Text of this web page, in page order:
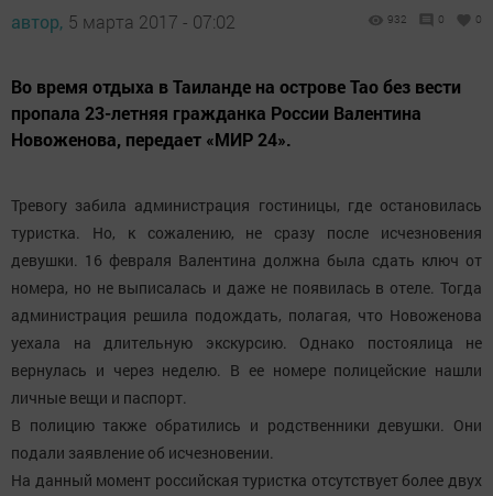
автор, 5 марта 2017 - 07:02 932 0 0
Во время отдыха в Таиланде на острове Тао без вести
пропала 23-летняя гражданка России Валентина
Новоженова, передает «МИР 24».
Тревогу забила администрация гостиницы, где остановилась
туристка. Но, к сожалению, не сразу после исчезновения
девушки. 16 февраля Валентина должна была сдать ключ от
номера, но не выписалась и даже не появилась в отеле. Тогда
администрация решила подождать, полагая, что Новоженова
уехала на длительную экскурсию. Однако постоялица не
вернулась и через неделю. В ее номере полицейские нашли
личные вещи и паспорт.
В полицию также обратились и родственники девушки. Они
подали заявление об исчезновении.
На данный момент российская туристка отсутствует более двух